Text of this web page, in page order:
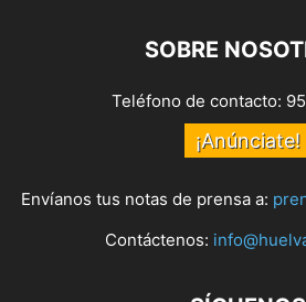
SOBRE
Teléfono de contacto:
¡Anúnciate!
Envíanos tus notas de prensa a:
Contáctenos: